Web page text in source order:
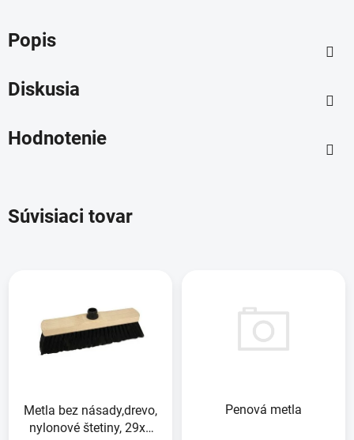
Popis
Diskusia
Hodnotenie
Súvisiaci tovar
Metla bez násady,drevo,
nylonové štetiny, 29x5
Penová metla